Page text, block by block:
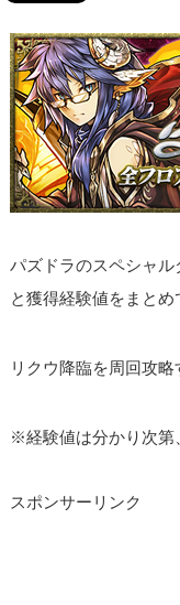
パズドラのスペシャ
と獲得経験値をまとめ
リクウ降臨を周回攻略
※経験値は分かり次第
スポンサーリンク